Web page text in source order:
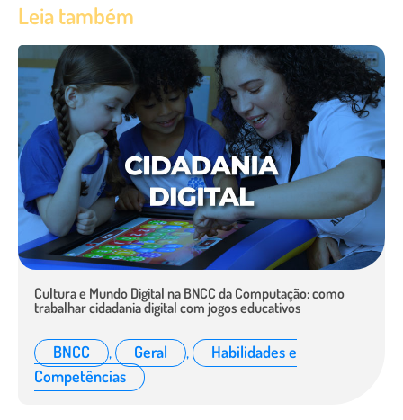
Leia também
Cultura e Mundo Digital na BNCC da Computação: como
trabalhar cidadania digital com jogos educativos
BNCC , Geral ,
Habilidades e
Competências